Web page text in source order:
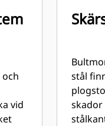
vid
stål
skador